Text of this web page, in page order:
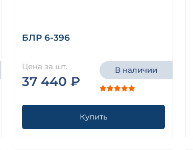
БЛР 6-396
Цена за шт.
37 440 ₽
В наличии
Купить